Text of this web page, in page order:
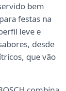
bem
festas na
leve e
desde
que vão